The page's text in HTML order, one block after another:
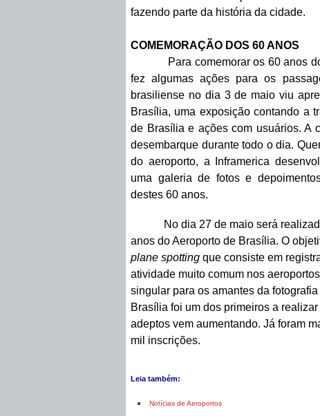
fazendo parte da história da cidade.
COMEMORAÇÃO DOS 60 ANOS
Para comemorar os 60 anos do
fez algumas ações para os
brasiliense no dia 3 de maio viu
Brasília, uma exposição contando a
de Brasília e ações com usuários. A
desembarque durante todo o dia.
do aeroporto, a Inframerica
uma galeria de fotos e
destes 60 anos.
No dia 27 de maio será realizado
anos do Aeroporto de Brasília. O
plane spotting que consiste em
atividade muito comum nos
singular para os amantes da
Brasília foi um dos primeiros a
adeptos vem aumentando. Já foram
mil inscrições.
Leia também:
Notícias de Aeroportos